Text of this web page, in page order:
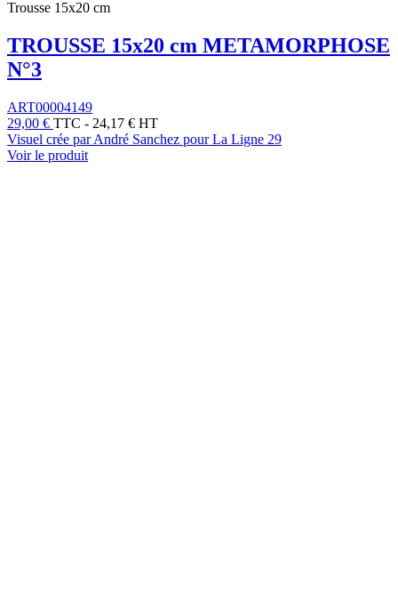
Trousse 15x20 cm
TROUSSE 15x20 cm METAMORPHOSE
N°3
ART00004149
29,00 € TTC - 24,17 € HT
Visuel crée par André Sanchez pour La Ligne 29
Voir le produit